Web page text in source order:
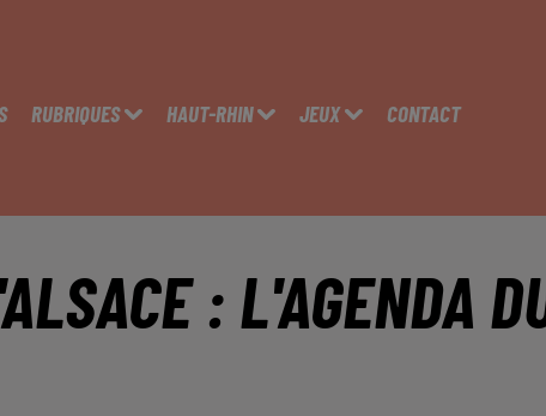
RUBRIQUES HAUT-RHIN JEUX CONTACT
: L'AGENDA